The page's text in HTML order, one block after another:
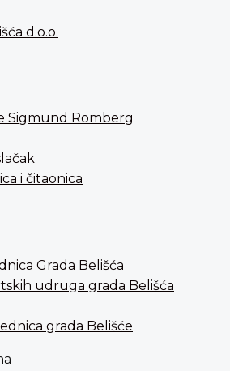
d.o.o.
Sigmund Romberg
i čitaonica
Grada Belišća
udruga grada Belišća
grada Belišće